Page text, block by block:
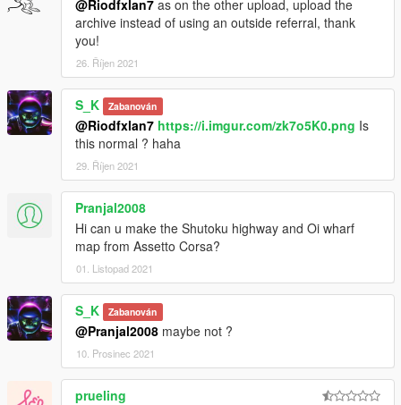
@Riodfxlan7 as on the other upload, upload the
archive instead of using an outside referral, thank
you!
26. Říjen 2021
S_K Zabanován
@Riodfxlan7 https://i.imgur.com/zk7o5K0.png Is
this normal ? haha
29. Říjen 2021
Pranjal2008
Hi can u make the Shutoku highway and Oi wharf
map from Assetto Corsa?
01. Listopad 2021
S_K Zabanován
@Pranjal2008 maybe not ?
10. Prosinec 2021
prueling